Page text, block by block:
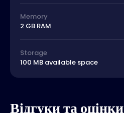
Memory
2 GB RAM
Storage
100 MB available space
Відгуки та оцінки